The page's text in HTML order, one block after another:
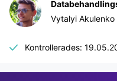
Vytalyi Akulenko
Kontrollerades: